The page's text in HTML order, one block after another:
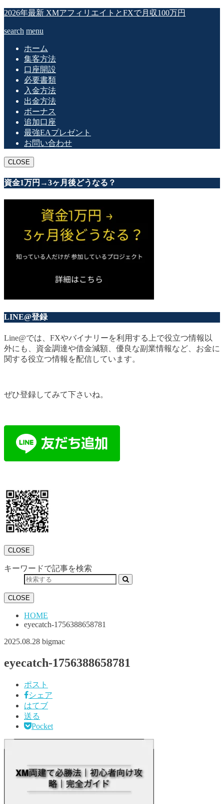
2026年最新 XMアフィリエイトとFXで月収100万円
search menu
ホーム
集客方法
口座開設
必要書類
入金方法
出金方法
ボーナス
追加口座
最強EAプレゼント
お問い合わせ
CLOSE
資金1万円→3ヶ月後どうなる？
LINE@登録
Line@では、FXやバイナリーを利用する上で役立つ情報以
外にも、資金調達や借金減額、優良な副業情報など、お金に
関する役立つ情報を配信しています。
ぜひ登録してみて下さいね。
CLOSE
キーワードで記事を検索
CLOSE
HOME
eyecatch-1756388658781
2025.08.28 bigmac
eyecatch-1756388658781
ポスト
シェア
はてブ
送る
Pocket